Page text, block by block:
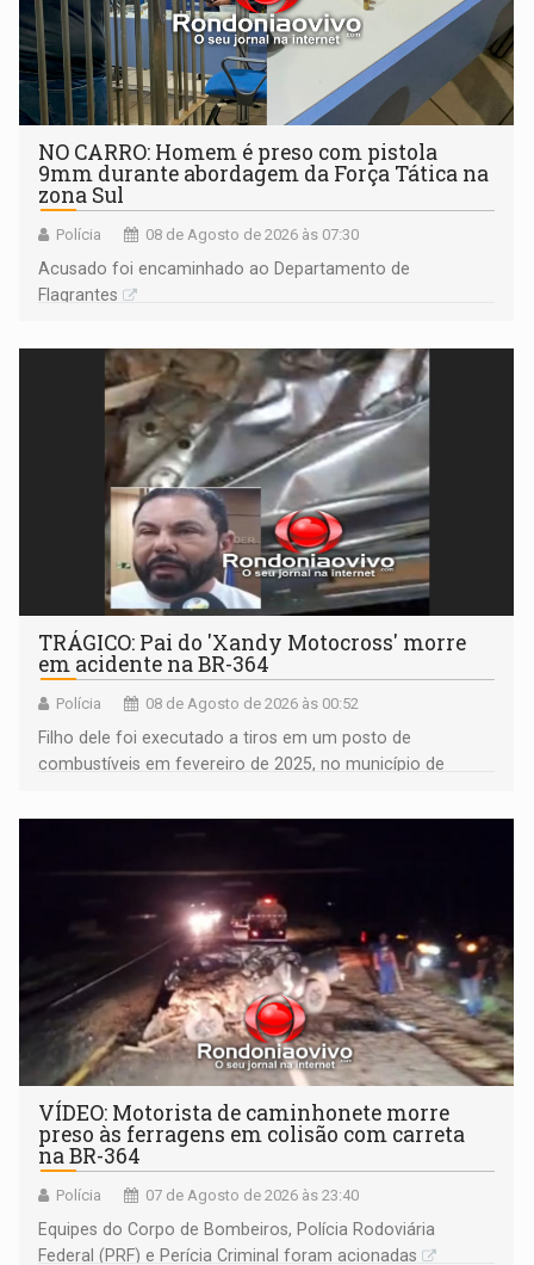
NO CARRO: Homem é preso com pistola
9mm durante abordagem da Força Tática na
zona Sul
Polícia 08 de Agosto de 2026 às 07:30
Acusado foi encaminhado ao Departamento de
Flagrantes
TRÁGICO: Pai do 'Xandy Motocross' morre
em acidente na BR-364
Polícia 08 de Agosto de 2026 às 00:52
Filho dele foi executado a tiros em um posto de
combustíveis em fevereiro de 2025, no município de
VÍDEO: Motorista de caminhonete morre
preso às ferragens em colisão com carreta
na BR-364
Polícia 07 de Agosto de 2026 às 23:40
Equipes do Corpo de Bombeiros, Polícia Rodoviária
Federal (PRF) e Perícia Criminal foram acionadas